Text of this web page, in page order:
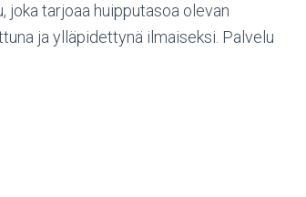
joka tarjoaa huipputasoa olevan
ja ylläpidettynä ilmaiseksi. Palvelu